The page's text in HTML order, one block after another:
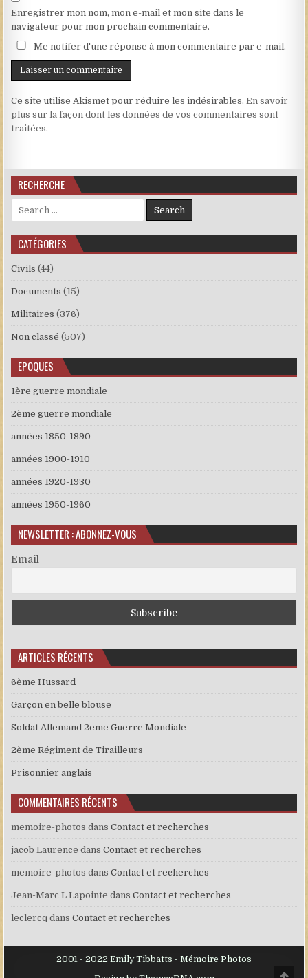
Enregistrer mon nom, mon e-mail et mon site dans le
navigateur pour mon prochain commentaire.
Me notifer d'une réponse à mon commentaire par e-mail.
Ce site utilise Akismet pour réduire les indésirables.En savoir
plus sur la façon dont les données de vos commentaires sont
traitées.
RECHERCHE
Search for:
CATÉGORIES
Civils (44)
Documents (15)
Militaires (376)
Non classé (507)
EPOQUES
1ère guerre mondiale
2ème guerre mondiale
années 1850-1890
années 1900-1910
années 1920-1930
années 1950-1960
NEWSLETTER : ABONNEZ-VOUS
Email
ARTICLES RÉCENTS
6ème Hussard
Garçon en belle blouse
Soldat Allemand 2eme Guerre Mondiale
2ème Régiment de Tirailleurs
Prisonnier anglais
COMMENTAIRES RÉCENTS
memoire-photos dansContact et recherches
jacob Laurence dansContact et recherches
memoire-photos dansContact et recherches
Jean-Marc L Lapointe dansContact et recherches
leclercq dansContact et recherches
2001 - 2022 Emily Tibbatts - Mémoire Photos